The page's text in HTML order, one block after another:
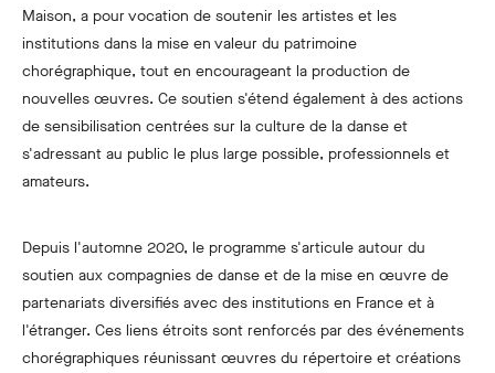
Maison, a pour vocation de soutenir les artistes et les
institutions dans la mise en valeur du patrimoine
chorégraphique, tout en encourageant la production de
nouvelles œuvres. Ce soutien s'étend également à des actions
de sensibilisation centrées sur la culture de la danse et
s'adressant au public le plus large possible, professionnels et
amateurs.
Depuis l'automne 2020, le programme s'articule autour du
soutien aux compagnies de danse et de la mise en œuvre de
partenariats diversifiés avec des institutions en France et à
l'étranger. Ces liens étroits sont renforcés par des événements
chorégraphiques réunissant œuvres du répertoire et créations